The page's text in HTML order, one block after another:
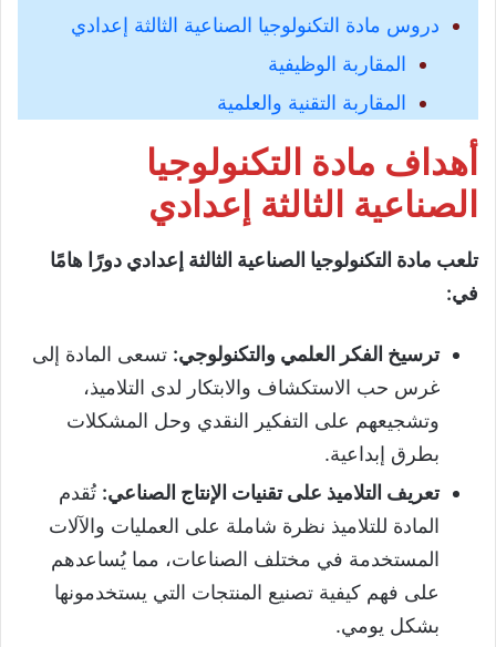
دروس مادة التكنولوجيا الصناعية الثالثة إعدادي
المقاربة الوظيفية
المقاربة التقنية والعلمية
أهداف مادة التكنولوجيا
الصناعية الثالثة إعدادي
تلعب مادة التكنولوجيا الصناعية الثالثة إعدادي دورًا هامًا
في:
ترسيخ الفكر العلمي والتكنولوجي: تسعى المادة إلى
غرس حب الاستكشاف والابتكار لدى التلاميذ،
وتشجيعهم على التفكير النقدي وحل المشكلات
بطرق إبداعية.
تعريف التلاميذ على تقنيات الإنتاج الصناعي: تُقدم
المادة للتلاميذ نظرة شاملة على العمليات والآلات
المستخدمة في مختلف الصناعات، مما يُساعدهم
على فهم كيفية تصنيع المنتجات التي يستخدمونها
بشكل يومي.